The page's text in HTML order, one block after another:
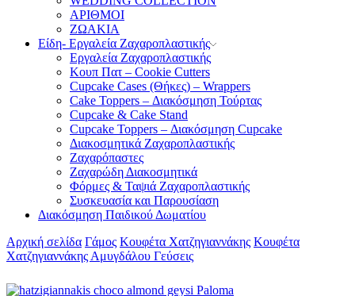
ΑΡΙΘΜΟΙ
ΖΩΑΚΙΑ
Είδη- Εργαλεία Ζαχαροπλαστικής
Εργαλεία Ζαχαροπλαστικής
Κουπ Πατ – Cookie Cutters
Cupcake Cases (Θήκες) – Wrappers
Cake Toppers – Διακόσμηση Τούρτας
Cupcake & Cake Stand
Cupcake Toppers – Διακόσμηση Cupcake
Διακοσμητικά Ζαχαροπλαστικής
Ζαχαρόπαστες
Ζαχαρώδη Διακοσμητικά
Φόρμες & Ταψιά Ζαχαροπλαστικής
Συσκευασία και Παρουσίαση
Διακόσμηση Παιδικού Δωματίου
Αρχική σελίδα Γάμος Κουφέτα Χατζηγιαννάκης Κουφέτα
Χατζηγιαννάκης Αμυγδάλου Γεύσεις